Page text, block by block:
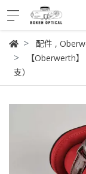
配件 ,
【Oberwerth
支）